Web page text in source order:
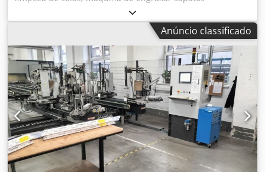
Fabricante: Heute, máquina de limpeza de solas, máquina
de engraxar sapatos -Tipo: Solamat 100 -Alimentação
elétrica: 230 Volts -4 escovas cilíndricas: para as solas
(nylon) Codozrfykepfx Ad Sjha -2 escovas redondas: (nylon)
para as laterais -1 escova para couro: (crina de cavalo) -
Dimensões: 560/460/A1090 mm -Peso: 59 kg
Anúncio classificado